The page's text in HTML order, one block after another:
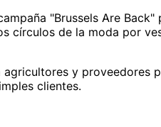
"Brussels Are
de la moda por
y proveedores
clientes.